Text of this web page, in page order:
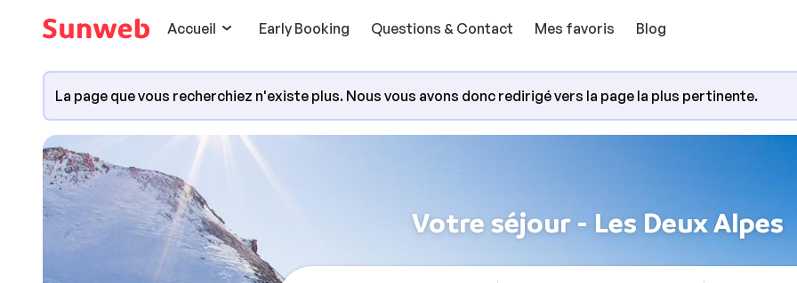
Accueil
Early Booking Questions & Contact Mes favoris Blog
La page que vous recherchiez n'existe plus. Nous vous avons donc redirigé vers la page la plus pertinente.
Votre séjour - Les Deux Alpes